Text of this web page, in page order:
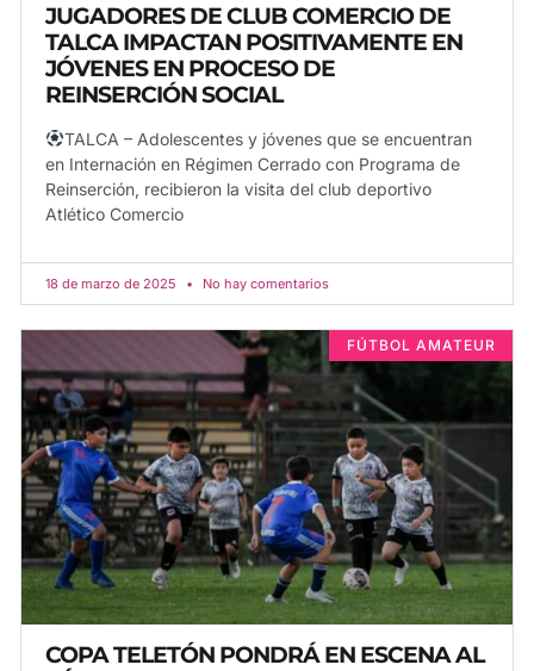
JUGADORES DE CLUB COMERCIO DE
TALCA IMPACTAN POSITIVAMENTE EN
JÓVENES EN PROCESO DE
REINSERCIÓN SOCIAL
TALCA – Adolescentes y jóvenes que se encuentran
en Internación en Régimen Cerrado con Programa de
Reinserción, recibieron la visita del club deportivo
Atlético Comercio
18 de marzo de 2025 No hay comentarios
FÚTBOL AMATEUR
COPA TELETÓN PONDRÁ EN ESCENA AL